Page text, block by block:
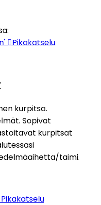
Pikakatselu
kurpitsa.
Sopivat
kurpitsat
taimi.
Pikakatselu